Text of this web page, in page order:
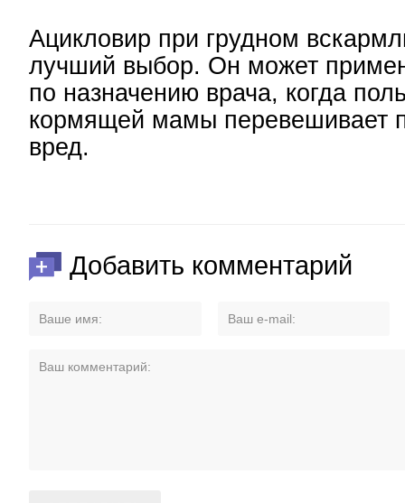
Ацикловир при грудном
лучший выбор. Он может
по назначению врача, когда
кормящей мамы перевешивает
вред.
Добавить комментарий